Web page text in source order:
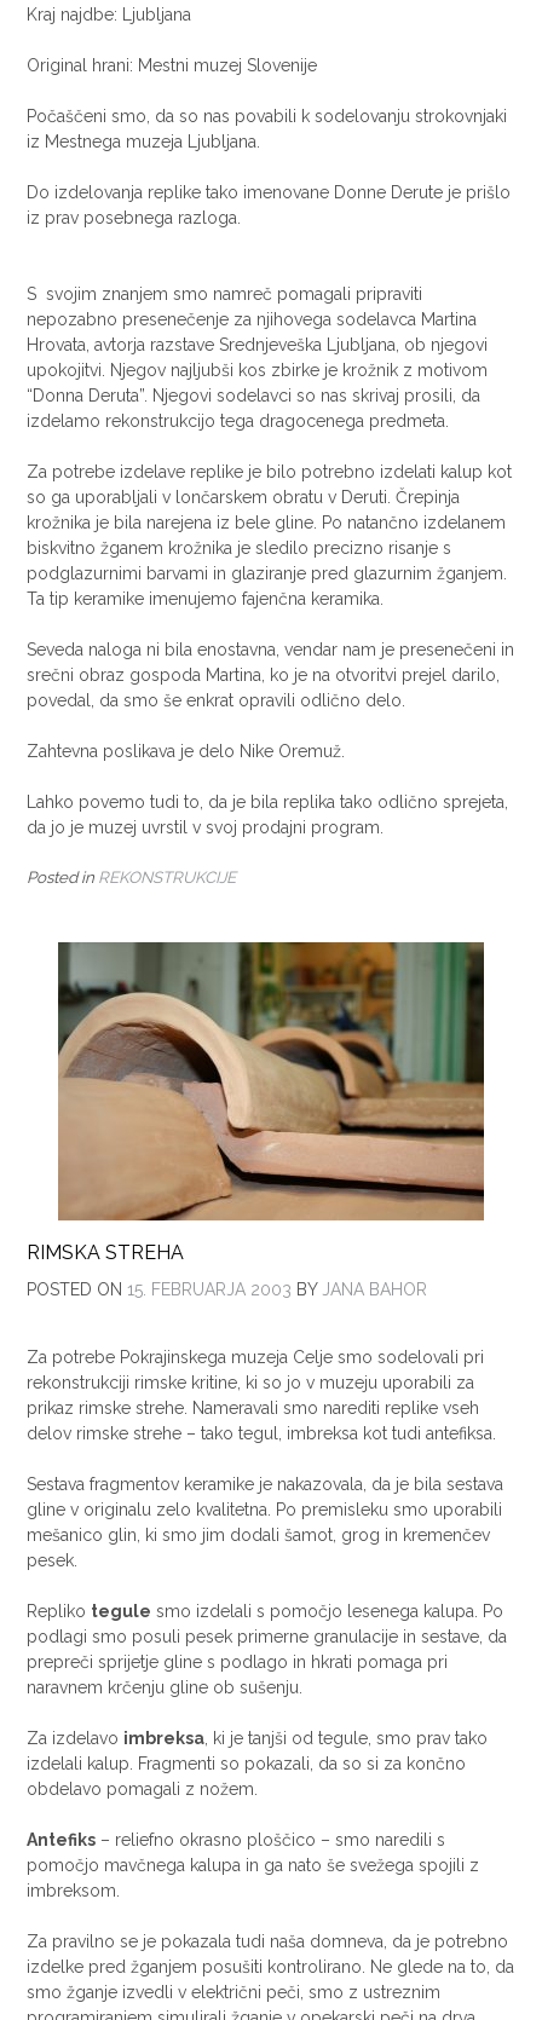
Kraj najdbe: Ljubljana
Original hrani: Mestni muzej Slovenije
Počaščeni smo, da so nas povabili k sodelovanju strokovnjaki
iz Mestnega muzeja Ljubljana.
Do izdelovanja replike tako imenovane Donne Derute je prišlo
iz prav posebnega razloga.
S svojim znanjem smo namreč pomagali pripraviti
nepozabno presenečenje za njihovega sodelavca Martina
Hrovata, avtorja razstave Srednjeveška Ljubljana, ob njegovi
upokojitvi. Njegov najljubši kos zbirke je krožnik z motivom
“Donna Deruta”. Njegovi sodelavci so nas skrivaj prosili, da
izdelamo rekonstrukcijo tega dragocenega predmeta.
Za potrebe izdelave replike je bilo potrebno izdelati kalup kot
so ga uporabljali v lončarskem obratu v Deruti. Črepinja
krožnika je bila narejena iz bele gline. Po natančno izdelanem
biskvitno žganem krožnika je sledilo precizno risanje s
podglazurnimi barvami in glaziranje pred glazurnim žganjem.
Ta tip keramike imenujemo fajenčna keramika.
Seveda naloga ni bila enostavna, vendar nam je presenečeni in
srečni obraz gospoda Martina, ko je na otvoritvi prejel darilo,
povedal, da smo še enkrat opravili odlično delo.
Zahtevna poslikava je delo Nike Oremuž.
Lahko povemo tudi to, da je bila replika tako odlično sprejeta,
da jo je muzej uvrstil v svoj prodajni program.
Posted in REKONSTRUKCIJE
RIMSKA STREHA
POSTED ON 15. FEBRUARJA 2003 BY JANA BAHOR
Za potrebe Pokrajinskega muzeja Celje smo sodelovali pri
rekonstrukciji rimske kritine, ki so jo v muzeju uporabili za
prikaz rimske strehe. Nameravali smo narediti replike vseh
delov rimske strehe – tako tegul, imbreksa kot tudi antefiksa.
Sestava fragmentov keramike je nakazovala, da je bila sestava
gline v originalu zelo kvalitetna. Po premisleku smo uporabili
mešanico glin, ki smo jim dodali šamot, grog in kremenčev
pesek.
Repliko tegule smo izdelali s pomočjo lesenega kalupa. Po
podlagi smo posuli pesek primerne granulacije in sestave, da
prepreči sprijetje gline s podlago in hkrati pomaga pri
naravnem krčenju gline ob sušenju.
Za izdelavo imbreksa , ki je tanjši od tegule, smo prav tako
izdelali kalup. Fragmenti so pokazali, da so si za končno
obdelavo pomagali z nožem.
Antefiks – reliefno okrasno ploščico – smo naredili s
pomočjo mavčnega kalupa in ga nato še svežega spojili z
imbreksom.
Za pravilno se je pokazala tudi naša domneva, da je potrebno
izdelke pred žganjem posušiti kontrolirano. Ne glede na to, da
smo žganje izvedli v električni peči, smo z ustreznim